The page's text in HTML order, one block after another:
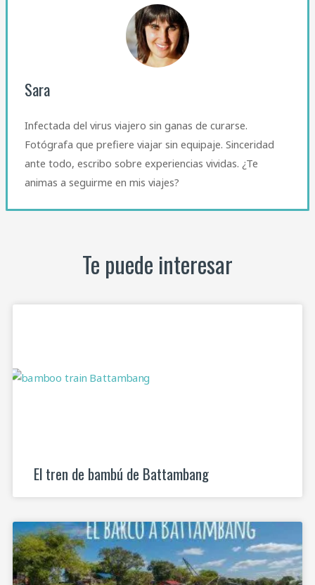
Sara
Infectada del virus viajero sin ganas de curarse.
Fotógrafa que prefiere viajar sin equipaje. Sinceridad
ante todo, escribo sobre experiencias vividas. ¿Te
animas a seguirme en mis viajes?
Te puede interesar
El tren de bambú de Battambang